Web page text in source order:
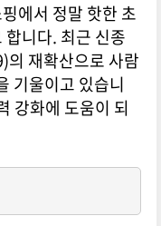
에서 정말 핫한 초
니다. 최근 신종
의 재확산으로 사람
기울이고 있습니
강화에 도움이 되